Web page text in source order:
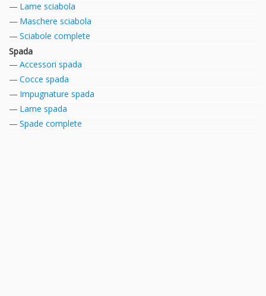
Lame sciabola
Maschere sciabola
Sciabole complete
Spada
Accessori spada
Cocce spada
Impugnature spada
Lame spada
Spade complete